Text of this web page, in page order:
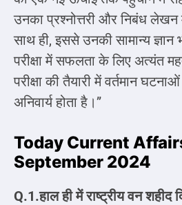
उनका प्रश्नोत्तरी और निबंध
साथ ही, इससे उनकी सामान्य ज्ञान
परीक्षा में सफलता के लिए अत्यंत
परीक्षा की तैयारी में वर्तमान
अनिवार्य होता है।”
Today Current
September 2024
Q.1.हाल ही में राष्ट्रीय वन शहीद